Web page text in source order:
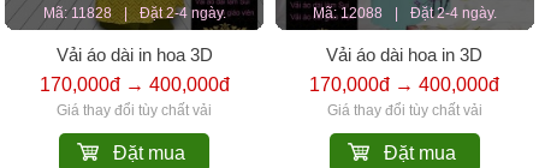
Mã: 11828 Đặt 2-4 ngày.
Vải áo dài in hoa 3D
170,000đ → 400,000đ
Giá thay đổi tùy chất vải
Đặt mua
Mã: 12088 Đặt 2-4 ngày.
Vải áo dài hoa in 3D
170,000đ → 400,000đ
Giá thay đổi tùy chất vải
Đặt mua